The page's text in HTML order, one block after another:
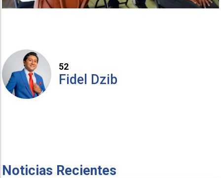
52
Fidel Dzib
Noticias Recientes